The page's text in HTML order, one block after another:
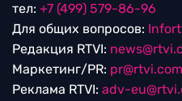
тел: +7 (499) 579-86-96
Для общих вопросов:
Редакция RTVI:
Маркетинг/PR: pr@rtvi.com
Реклама RTVI: adv-